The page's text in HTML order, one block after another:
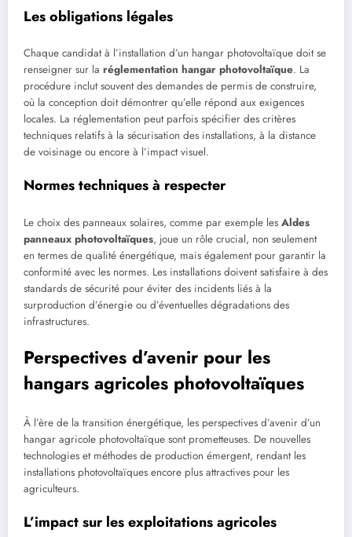
Les obligations légales
Chaque candidat à l’installation d’un hangar photovoltaïque doit se
renseigner sur la réglementation hangar photovoltaïque. La
procédure inclut souvent des demandes de permis de construire,
où la conception doit démontrer qu’elle répond aux exigences
locales. La réglementation peut parfois spécifier des critères
techniques relatifs à la sécurisation des installations, à la distance
de voisinage ou encore à l’impact visuel.
Normes techniques à respecter
Le choix des panneaux solaires, comme par exemple les Aldes
panneaux photovoltaïques, joue un rôle crucial, non seulement
en termes de qualité énergétique, mais également pour garantir la
conformité avec les normes. Les installations doivent satisfaire à des
standards de sécurité pour éviter des incidents liés à la
surproduction d’énergie ou d’éventuelles dégradations des
infrastructures.
Perspectives d’avenir pour les
hangars agricoles photovoltaïques
À l’ère de la transition énergétique, les perspectives d’avenir d’un
hangar agricole photovoltaïque sont prometteuses. De nouvelles
technologies et méthodes de production émergent, rendant les
installations photovoltaïques encore plus attractives pour les
agriculteurs.
L’impact sur les exploitations agricoles